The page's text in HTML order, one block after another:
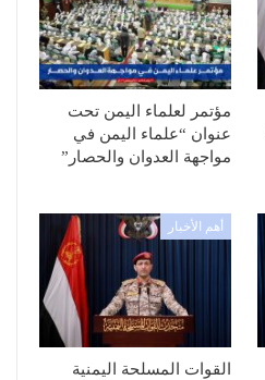
مؤتمر لعلماء اليمن تحت
عنوان “علماء اليمن في
مواجهة العدوان والحصار”
أهم الأخبار
القوات المسلحة اليمنية